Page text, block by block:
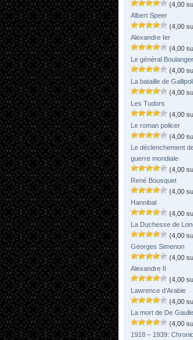
(4,00
Albert Speer
(4,00
Alexandre Ier
(4,00
Le général Boulanger
(4,00
La bataille de
(4,00
Les Tudors
(4,00
Le roman policer
(4,00
Le déclenchement
guerre mondiale
(4,00
René Bousquet
(4,00
Hannibal
(4,00
La Duchesse de
(4,00
Georges Simenon
(4,00
Alexandre II
(4,00
Lawrence d’Arabie
(4,00
La mort de De Gaulle
(4,00
1918 – 1939: